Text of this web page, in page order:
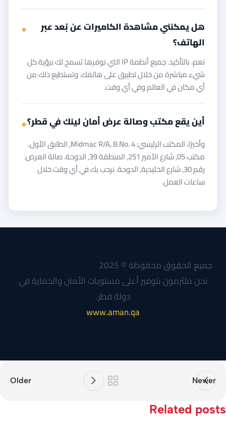
هل يمكنني مشاهدة الكاميرات عن بُعد عبر
الهاتف؟
نعم، بالتأكيد. جميع أنظمة IP التي نوفرها تسمح لك برؤية كل
شيء مباشرة من خلال تطبيق على هاتفك. وتستطيع ذلك من
أي مكان في العالم وفي أي وقت.
أين يقع مكتب وصالة عرض أمان لينك في قطر؟
وأخيرًا، المكتب الرئيسي: Midmac R/A, B.No. 4, الطابق الأول,
مكتب 05, شارع الأمير 251, المنطقة 39, الدوحة. صالة العرض:
رقم 30, شارع الخليدية, الدوحة. نرحب بك في أي وقت خلال
ساعات العمل.
جميع الحقوق محفوظة © 2025
نحن ملتزمون بتوفير أعلى مستويات الأمان والحماية في
دولة قطر.
www.aman.qa
Newer
Older
Related posts